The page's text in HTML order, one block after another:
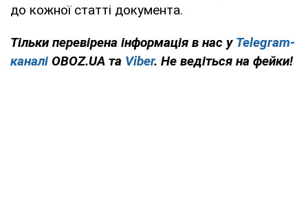
до кожної статті документа.
Тільки перевірена інформація в нас у Telegram-
каналі OBOZ.UA та Viber. Не ведіться на фейки!